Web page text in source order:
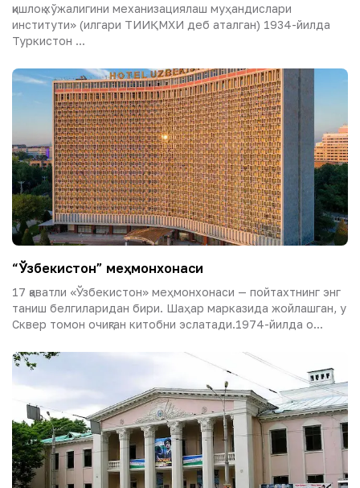
қишлоқ хўжалигини механизациялаш муҳандислари
институти» (илгари ТИИҚМХИ деб аталган) 1934-йилда
Туркистон ...
“Ўзбекистон” меҳмонхонаси
17 қаватли «Ўзбекистон» меҳмонхонаси — пойтахтнинг энг
таниш белгиларидан бири. Шаҳар марказида жойлашган, у
Сквер томон очиқган китобни эслатади.1974-йилда о...